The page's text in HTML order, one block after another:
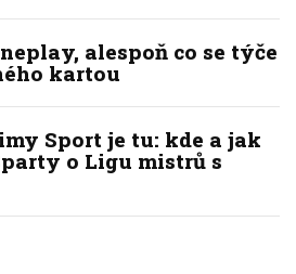
alespoň co se týče
kartou
Sport je tu: kde a jak
o Ligu mistrů s